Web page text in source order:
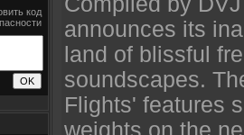
announces its
land of blissful
soundscapes.
Flights' features
weights on the